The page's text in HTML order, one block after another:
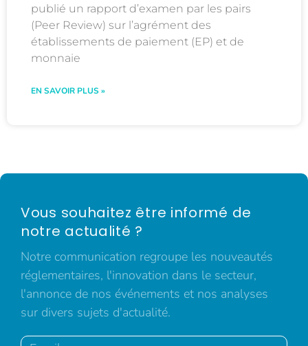
publié un rapport d’examen par les pairs
(Peer Review) sur l’agrément des
établissements de paiement (EP) et de
monnaie
EN SAVOIR PLUS »
Vous souhaitez être informé de
notre actualité ?
Notre communication regroupe les nouveautés
réglementaires, l'innovation dans le secteur,
l'annonce de nos événements et nos analyses
sur divers sujets d'actualité.